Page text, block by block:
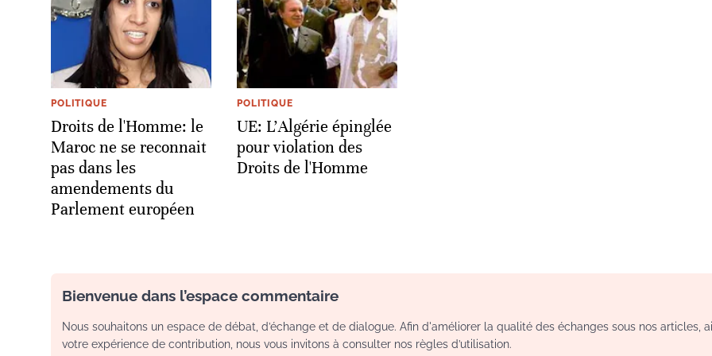
POLITIQUE
Droits de l'Homme: le
Maroc ne se reconnait
pas dans les
amendements du
Parlement européen
POLITIQUE
UE: L'Algérie épinglée
pour violation des
Droits de l'Homme
Bienvenue dans l’espace commentaire
Nous souhaitons un espace de débat, d’échange et de dialogue. Afin d'améliorer la qualité des échanges sous nos articles,
votre expérience de contribution, nous vous invitons à consulter nos règles d’utilisation.